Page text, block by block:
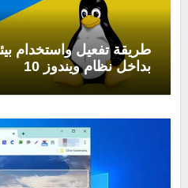
طريقة تفعيل واستخدام
بداخل نظام ويندوز 10